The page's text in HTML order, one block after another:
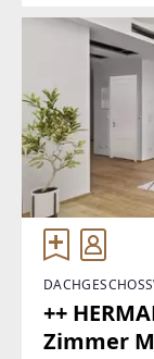
++
Zimmer